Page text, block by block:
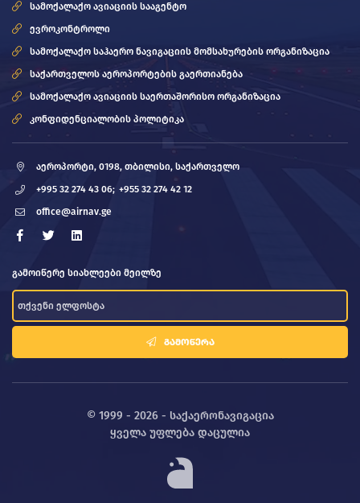
სამოქალაქო ავიაციის სააგენტო
ევროკონტროლი
სამოქალაქო საჰაერო ნავიგაციის მომსახურების ორგანიზაცია
საქართველოს აეროპორტების გაერთიანება
სამოქალაქო ავიაციის საერთაშორისო ორგანიზაცია
კონფიდენციალობის პოლიტიკა
აეროპორტი, 0198, თბილისი, საქართველო
+995 32 274 43 06; +955 32 274 42 12
office@airnav.ge
გამოიწერე სიახლეები მეილზე
ᲒᲐᲛᲝᲬᲔᲠᲐ
© 1999 - 2026 - საქაერონავიგაცია
ყველა უფლება დაცულია